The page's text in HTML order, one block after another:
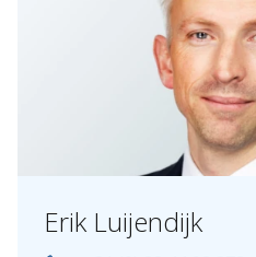
Erik Luijendijk